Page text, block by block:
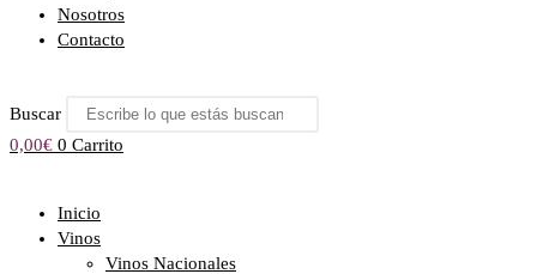
Nosotros
Contacto
Buscar
0,00€ 0 Carrito
Inicio
Vinos
Vinos Nacionales